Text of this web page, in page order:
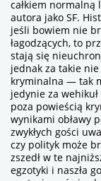
całkiem normalną
autora jako SF.
jeśli bowiem nie
łagodzących, to
stają się
jednak za takie
kryminalna — tak
jedynie za
poza powieścią
wynikami obławy
zwykłych gości
czy polityk może
zszedł w te
egzotyki i naszła